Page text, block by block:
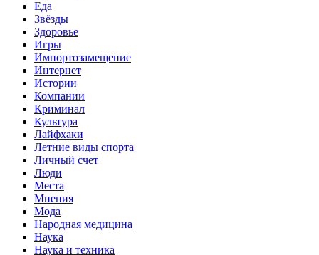
Еда
Звёзды
Здоровье
Игры
Импортозамещение
Интернет
Истории
Компании
Криминал
Культура
Лайфхаки
Летние виды спорта
Личный счет
Люди
Места
Мнения
Мода
Народная медицина
Наука
Наука и техника